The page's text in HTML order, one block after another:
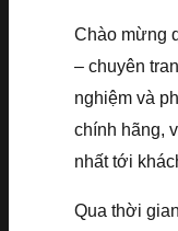
Chào mừng
– chuyên
nghiệm và
chính hãng,
nhất tới
Qua thời